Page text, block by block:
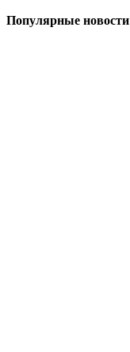
Популярные новости